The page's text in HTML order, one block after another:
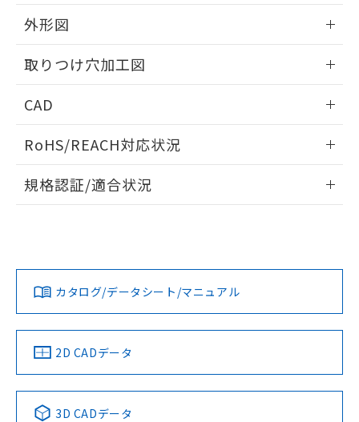
外形図
取りつけ穴加工図
CAD
ドすることができます。
ログイン/会員登録
ダウンロードデータをご利用いただく前に、以下を必ずお読
みください。
ソフトウェアの使用条件
RoHS/REACH対応状況
EU RoHS 注意事項・凡例
対応済み
中国 RoHS 注意事項・凡例
規格認証/適合状況
LR型式承認
（イギリス
船舶規格）
DNV型式承認
（ノルウェー
BV型式承認
（フランス
KR型式
（韓国
No No No No
カタログ/データシート/マニュアル
2D CADデータ
3D CADデータ
の共同利用に関して"
用者の範囲」に記載されている法人を
EU RoHS指令（10物質）の非含有証明書
51物質の非含有証明書（当社基準）
※本証明書は発行日時点で非含有を証明す
物質の対応では、対応完了までの期間は出
荷製品に未対応品が混在することから備考
欄に対応日を記載しておりました。
既に当社にて対応品への在庫切替を完了